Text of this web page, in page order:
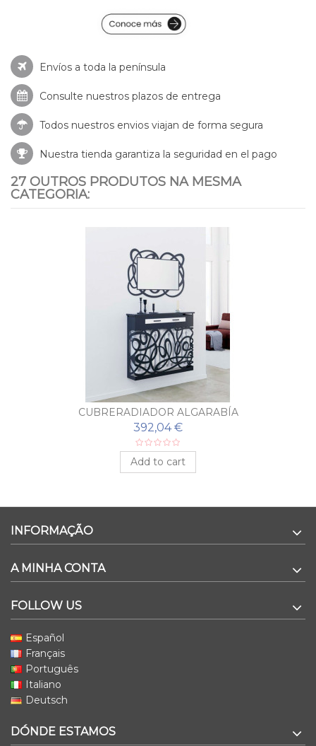
Envíos a toda la península
Consulte nuestros plazos de entrega
Todos nuestros envios viajan de forma segura
Nuestra tienda garantiza la seguridad en el pago
27 OUTROS PRODUTOS NA MESMA
CATEGORIA:
CUBRERADIADOR ALGARABÍA
392,04 €
Add to cart
INFORMAÇÃO
A MINHA CONTA
FOLLOW US
Español
Français
Português
Italiano
Deutsch
DÓNDE ESTAMOS